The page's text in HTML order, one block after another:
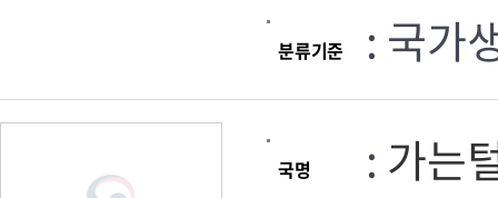
분류기준 : 국가
국명 : 가는